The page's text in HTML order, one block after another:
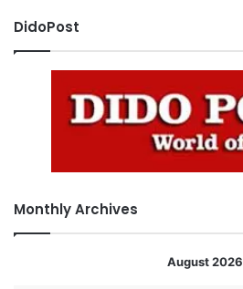
DidoPost
Monthly Archives
August 2026